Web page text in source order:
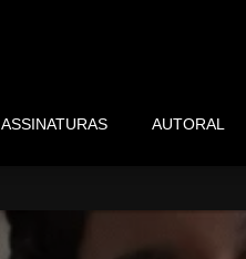
ASSINATURAS AUTORAL